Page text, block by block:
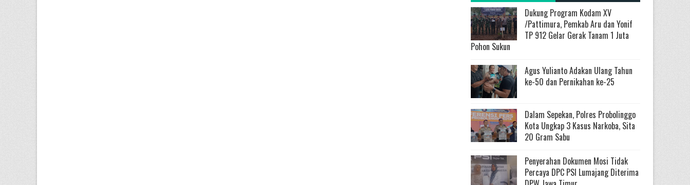
Dukung Program Kodam XV
/Pattimura, Pemkab Aru dan Yonif
TP 912 Gelar Gerak Tanam 1 Juta
Pohon Sukun
Agus Yulianto Adakan Ulang Tahun
ke-50 dan Pernikahan ke-25
Dalam Sepekan, Polres Probolinggo
Kota Ungkap 3 Kasus Narkoba, Sita
20 Gram Sabu
Penyerahan Dokumen Mosi Tidak
Percaya DPC PSI Lumajang Diterima